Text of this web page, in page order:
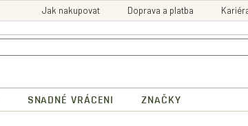
Jak nakupovat Doprava a platba
SNADNÉ VRÁCENI ZNAČKY